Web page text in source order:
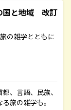
国と地域 改訂
の雑学とともに
、言語、民族、
旅の雑学も。